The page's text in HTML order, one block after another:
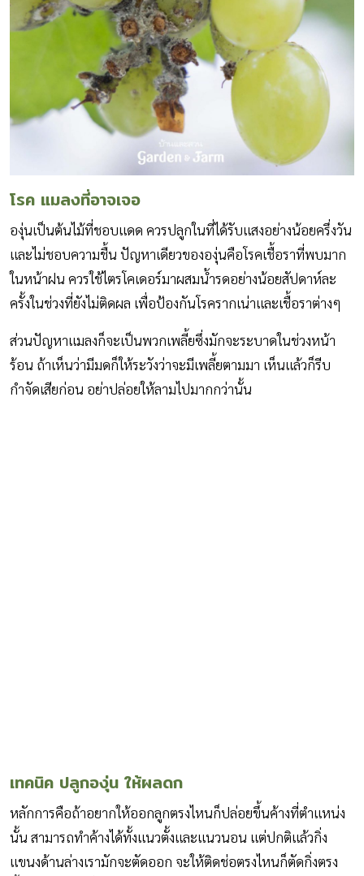
โรค แมลงที่อาจเจอ
องุ่นเป็นต้นไม้ที่ชอบแดด ควรปลูกในที่ได้รับแสงอย่างน้อยครึ่งวัน
และไม่ชอบความชื้น ปัญหาเดียวขององุ่นคือโรคเชื้อราที่พบมาก
ในหน้าฝน ควรใช้ไตรโคเดอร์มาผสมน้ำรดอย่างน้อยสัปดาห์ละ
ครั้งในช่วงที่ยังไม่ติดผล เพื่อป้องกันโรครากเน่าและเชื้อราต่างๆ
ส่วนปัญหาแมลงก็จะเป็นพวกเพลี้ยซึ่งมักจะระบาดในช่วงหน้า
ร้อน ถ้าเห็นว่ามีมดก็ให้ระวังว่าจะมีเพลี้ยตามมา เห็นแล้วก็รีบ
กำจัดเสียก่อน อย่าปล่อยให้ลามไปมากกว่านั้น
เทคนิค ปลูกองุ่น ให้ผลดก
หลักการคือถ้าอยากให้ออกลูกตรงไหนก็ปล่อยขึ้นค้างที่ตำแหน่ง
นั้น สามารถทำค้างได้ทั้งแนวตั้งและแนวนอน แต่ปกติแล้วกิ่ง
แขนงด้านล่างเรามักจะตัดออก จะให้ติดช่อตรงไหนก็ตัดกิ่งตรง